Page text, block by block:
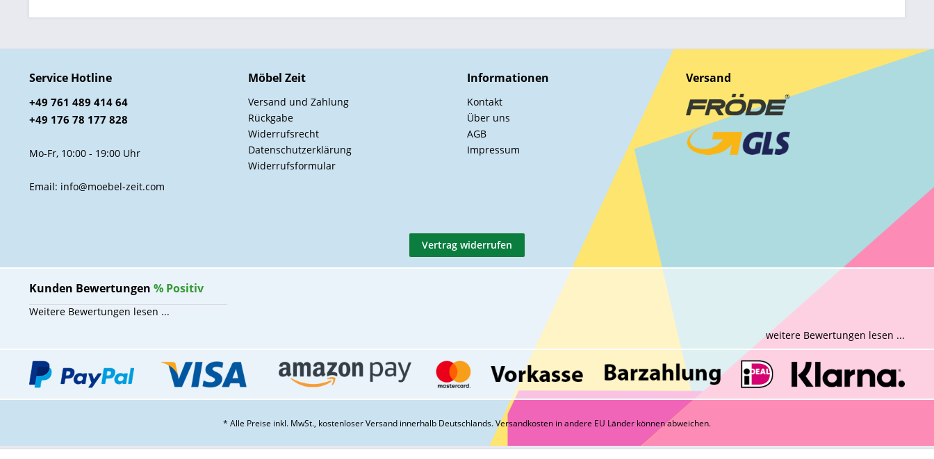
Service Hotline
+49 761 489 414 64
+49 176 78 177 828
Mo-Fr, 10:00 - 19:00 Uhr
Email: info@moebel-zeit.com
Möbel Zeit
Versand und Zahlung
Rückgabe
Widerrufsrecht
Datenschutzerklärung
Widerrufsformular
Informationen
Kontakt
Über uns
AGB
Impressum
Versand
Vertrag widerrufen
Kunden Bewertungen % Positiv
Weitere Bewertungen lesen ...
weitere Bewertungen lesen ...
* Alle Preise inkl. MwSt., kostenloser Versand innerhalb Deutschlands.Versandkosten in andere EU Länder können abweichen.